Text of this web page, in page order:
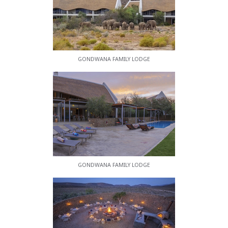
• Lounge mit Kamin und Fernseher mit
Satellitenfernsehen
• Geschenkboutique
• Entspannungsrückzug mit Dampfbad
• Spielbereich im Freien für Kinder
Aktivitäten vor Ort
Überqueren Sie die Landschaft von Sanbona
Wildlife Reserve mit einem qualifizierten Ranger
in bequemen offenen Landcruisers. Während des
Laufwerks sei es am frühen Morgen oder für
Sundowner, verschiedene Pflanzenarten, Tiere,
Großes Spiel und Vögel sind zu sehen. Sundowner-
Abendantriebe bieten spektakuläre Anzeigen von
Karoo setzt.
Entdecken Sie den Geist des kleinen Karoo zu Fuß
und sehen Sie die vielen Schätze auf dem Reservat.
Sei es ein sanfter Spaziergang oder ein
GONDWANA FAMILY LODGE
GONDWANA FAMILY LODGE